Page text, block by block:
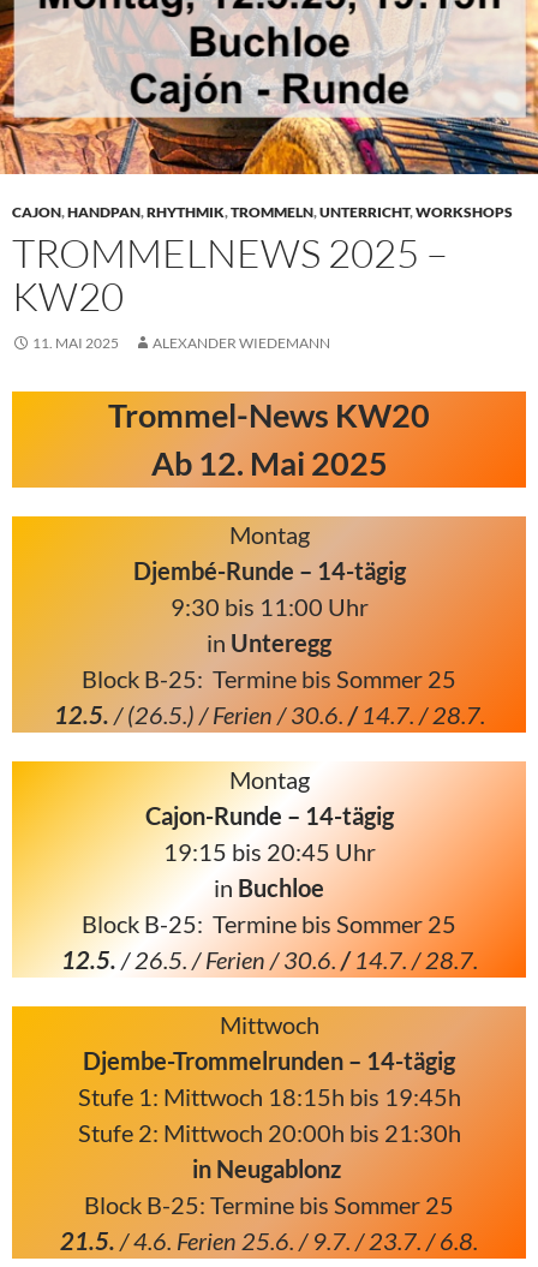
CAJON,HANDPAN,RHYTHMIK,TROMMELN,UNTERRICHT,WORKSHOPS
TROMMELNEWS 2025 –
KW20
11. MAI 2025 ALEXANDER WIEDEMANN
Trommel-News KW20
Ab 12. Mai 2025
Montag
Djembé-Runde – 14-tägig
9:30 bis 11:00 Uhr
in Unteregg
Block B-25: Termine bis Sommer 25
12.5. / (26.5.) / Ferien / 30.6. /14.7. / 28.7.
Montag
Cajon-Runde – 14-tägig
19:15 bis 20:45 Uhr
in Buchloe
Block B-25: Termine bis Sommer 25
12.5. / 26.5. / Ferien / 30.6. /14.7. / 28.7.
Mittwoch
Djembe-Trommelrunden – 14-tägig
Stufe 1: Mittwoch 18:15h bis 19:45h
Stufe 2: Mittwoch 20:00h bis 21:30h
in Neugablonz
Block B-25: Termine bis Sommer 25
21.5. / 4.6. Ferien 25.6. / 9.7. / 23.7. / 6.8.